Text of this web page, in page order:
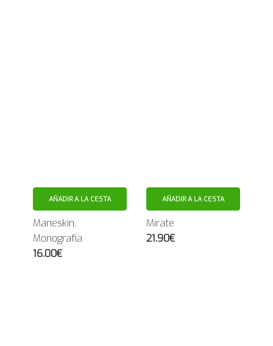
AÑADIR A LA CESTA
Maneskin.
Monografía
16.00€
AÑADIR A LA CESTA
Mírate
21.90€